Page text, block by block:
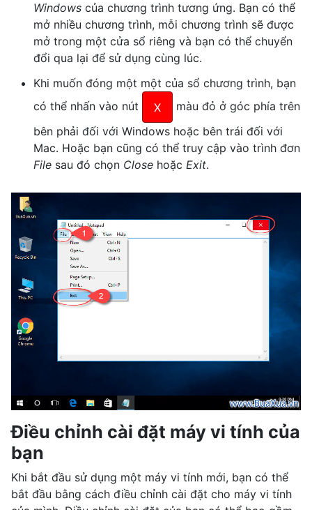
Windows của chương trình tương ứng. Bạn có thể
mở nhiều chương trình, mỗi chương trình sẽ được
mở trong một cửa sổ riêng và bạn có thể chuyển
đổi qua lại để sử dụng cùng lúc.
Khi muốn đóng một một của sổ chương trình, bạn
có thể nhấn vào nút
X
màu đỏ ở góc phía trên
bên phải đối với Windows hoặc bên trái đối với
Mac. Hoặc bạn cũng có thể truy cập vào trình đơn
File sau đó chọn Close hoặc Exit.
Điều chỉnh cài đặt máy vi tính của
bạn
Khi bắt đầu sử dụng một máy vi tính mới, bạn có thể
bắt đầu bằng cách điều chỉnh cài đặt cho máy vi tính